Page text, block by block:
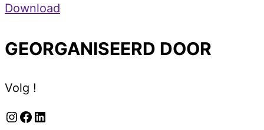
Download
GEORGANISEERD DOOR
Volg !
Instagram
Facebook
LinkedIn